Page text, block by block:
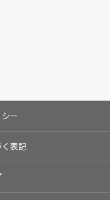
ー
表記